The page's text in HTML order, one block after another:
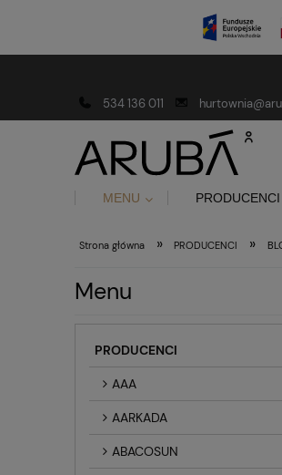
534 136 011
MENU PRODUCENCI
Strona główna » PRODUCENCI »
Menu
PRODUCENCI
AAA
AARKADA
ABACOSUN